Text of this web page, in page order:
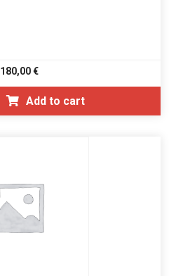
180,00€
Add to cart